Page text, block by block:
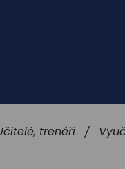
trenéři /